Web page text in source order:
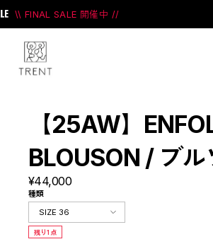
\\ FINAL SALE 開催中 //
【25AW】
BLOUSON / ブル
¥44,000
種類
残り1点